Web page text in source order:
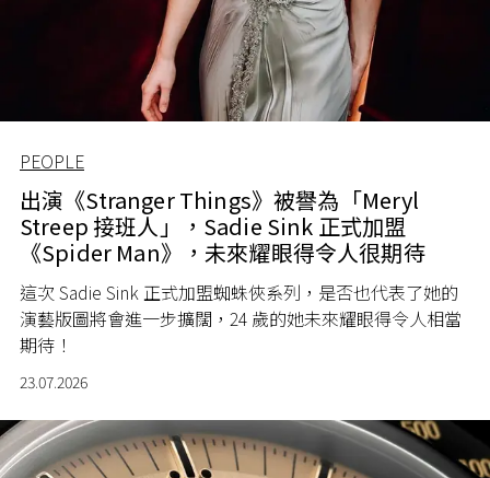
PEOPLE
出演《Stranger Things》被譽為「Meryl
Streep 接班人」，Sadie Sink 正式加盟
《Spider Man》，未來耀眼得令人很期待
這次 Sadie Sink 正式加盟蜘蛛俠系列，是否也代表了她的
演藝版圖將會進一步擴闊，24 歲的她未來耀眼得令人相當
期待！
23.07.2026